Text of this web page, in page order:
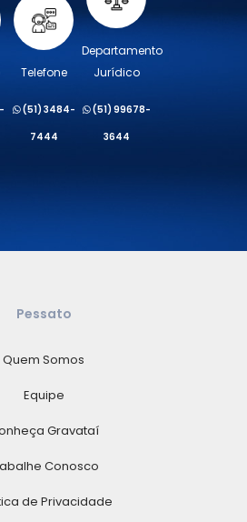
Telefone
(51) 3484-
7444
Departamento
Jurídico
(51) 99678-
3644
Pessato
Quem Somos
Equipe
Gravataí
Conosco
de Privacidade